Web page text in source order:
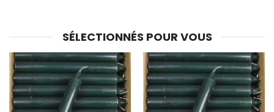
SÉLECTIONNÉS POUR VOUS